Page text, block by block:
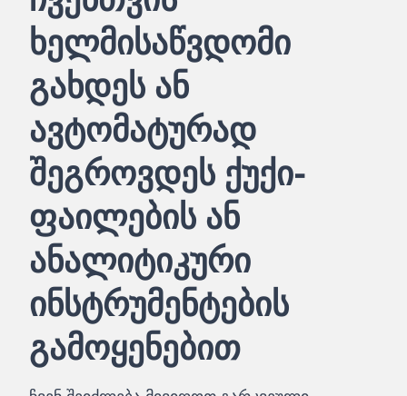
ხელმისაწვდომი
გახდეს ან
ავტომატურად
შეგროვდეს ქუქი-
ფაილების ან
ანალიტიკური
ინსტრუმენტების
გამოყენებით